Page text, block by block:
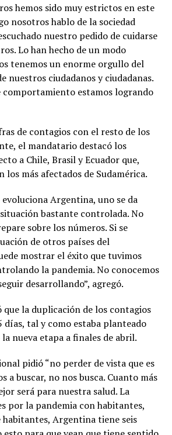
hemos sido muy estrictos en este
nosotros hablo de la sociedad
nuestro pedido de cuidarse
Lo han hecho de un modo
tenemos un enorme orgullo del
nuestros ciudadanos y ciudadanas.
comportamiento estamos logrando
de contagios con el resto de los
el mandatario destacó los
a Chile, Brasil y Ecuador que,
los más afectados de Sudamérica.
Argentina, uno se da
bastante controlada. No
sobre los números. Si se
de otros países del
mostrar el éxito que tuvimos
la pandemia. No conocemos
desarrollando”, agregó.
que la duplicación de los contagios
días, tal y como estaba planteado
nueva etapa a finales de abril.
pidió “no perder de vista que es
a buscar, no nos busca. Cuanto más
será para nuestra salud. La
por la pandemia con habitantes,
Argentina tiene seis